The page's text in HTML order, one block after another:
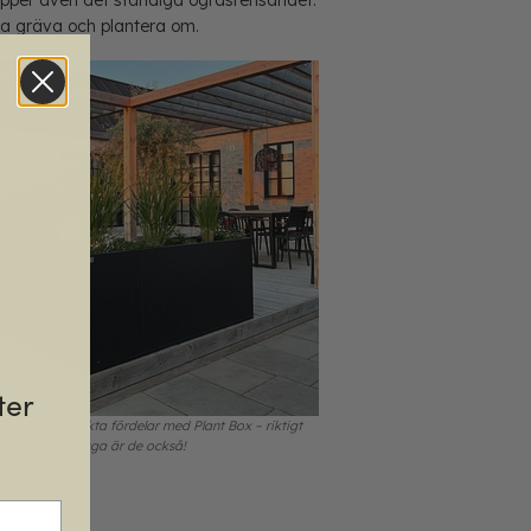
gräva och plantera om.
bara prsktiskta fördelar med Plant Box – riktigt
snygga är de också!